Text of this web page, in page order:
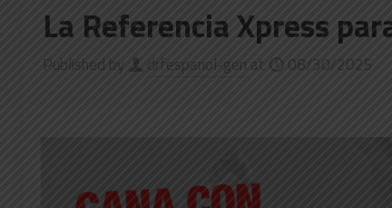
La Referencia Xpress
Published by drfespanol-gen at 08/30/2025